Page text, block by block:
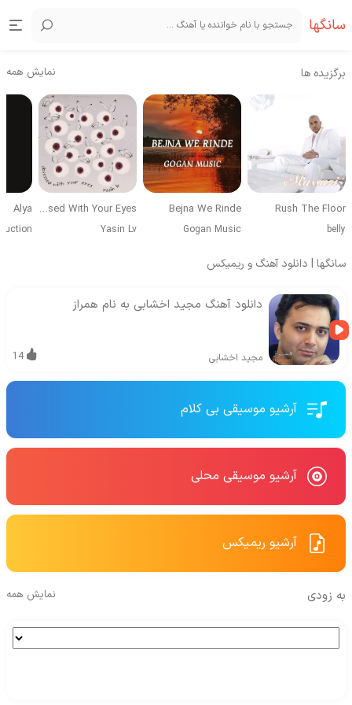
سانگها
برگزیده ها نمایش همه
Rush The Floor
belly
Bejna We Rinde
Gogan Music
Obsessed With Your Eyes
Yasin Lv
Alya
سانگها | دانلود آهنگ و ریمیکس
دانلود آهنگ مجید اخشابی به نام همراز
مجید اخشابی 14
آرشیو موسیقی بی کلام
آرشیو موسیقی محلی
آرشیو ریمیکس
به زودی نمایش همه